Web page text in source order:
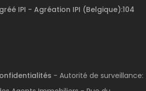
IPI - Agréation IPI (Belgique):104
- Autorité de surveillance: